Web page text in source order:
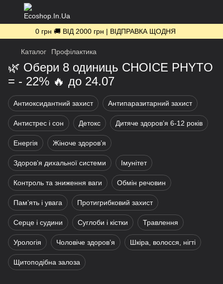
0 грн 🚚 ВІД 2000 грн | ВІДПРАВКА ЩОДНЯ
Каталог Профілактика
🌿 Обери 8 одиниць CHOICE PHYTO
= - 22% 🔥 до 24.07
Антиоксидантний захист Антипаразитарний захист
Антистрес і сон Детокс Дитяче здоров’я 6-12 років
Енергія Жіноче здоров’я
Здоров’я дихальної системи Імунітет
Контроль та зниження ваги Обмін речовин
Пам’ять і увага Протигрибковий захист
Серце і судини Суглоби і кістки Травлення
Урологія Чоловіче здоров’я Шкіра, волосся, нігті
Щитоподібна залоза